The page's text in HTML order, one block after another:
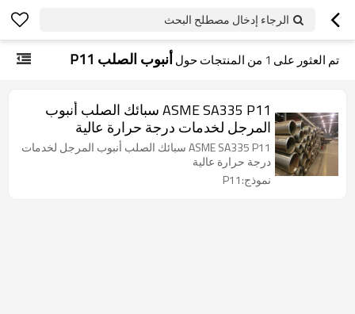
الرجاء إدخال مصطلح البحث
تم العثور على 1 من المنتجات حولأنبوب الصلب P11
ASME SA335 P11 سبائك الصلب أنبوب
المرجل لخدمات درجة حرارة عالية
ASME SA335 P11 سبائك الصلب أنبوب المرجل لخدمات
درجة حرارة عالية
نموذج:P11